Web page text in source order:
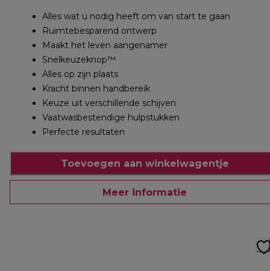
Alles wat u nodig heeft om van start te gaan
Ruimtebesparend ontwerp
Maakt het leven aangenamer
Snelkeuzeknop™
Alles op zijn plaats
Kracht binnen handbereik
Keuze uit verschillende schijven
Vaatwasbestendige hulpstukken
Perfecte resultaten
Toevoegen aan winkelwagentje
Meer informatie